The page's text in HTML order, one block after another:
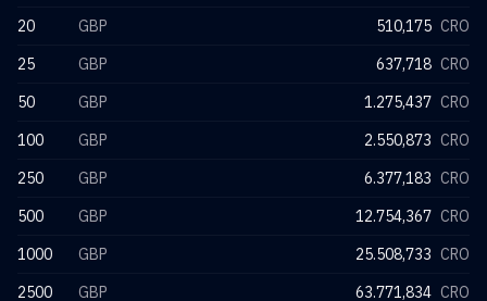
20
GBP 510,175 CRO
25
GBP 637,718 CRO
50
GBP 1.275,437 CRO
100
GBP 2.550,873 CRO
250
GBP 6.377,183 CRO
500
GBP 12.754,367 CRO
1000
GBP 25.508,733 CRO
2500
GBP 63.771,834 CRO